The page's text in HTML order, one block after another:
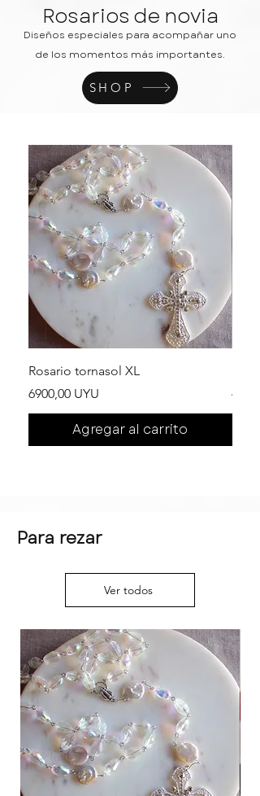
Rosarios de novia
Diseños especiales para acompañar uno
de los momentos más importantes.
SHOP
Rosario tornasol XL
Precio
6900,00 UYU
Agregar al carrito
Precio
Para rezar
Ver todos